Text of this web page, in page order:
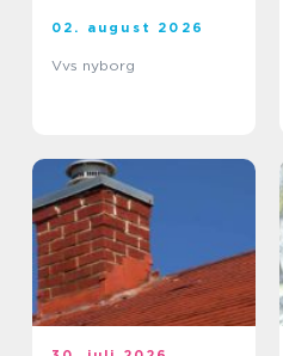
02. august 2026
Vvs nyborg